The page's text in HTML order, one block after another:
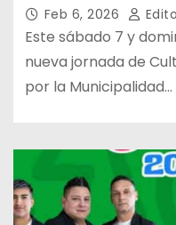
Feb 6, 2026
Este sábado 7 y
nueva jornada de
por la Municipalidad…